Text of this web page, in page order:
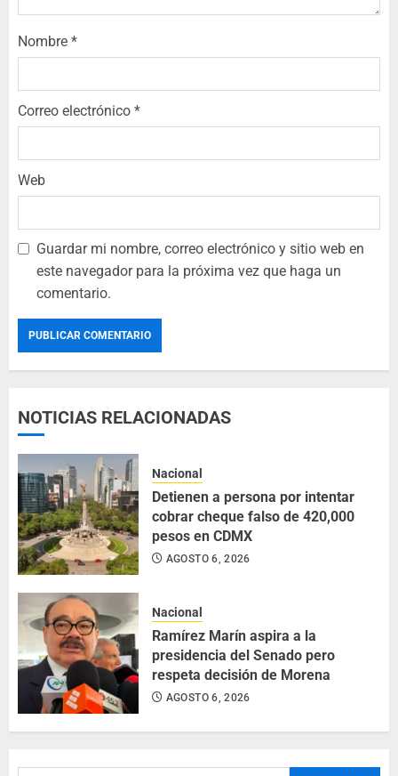
Nombre *
Correo electrónico *
Web
Guardar mi nombre, correo electrónico y sitio web en
este navegador para la próxima vez que haga un
comentario.
NOTICIAS RELACIONADAS
Nacional
Detienen a persona por intentar
cobrar cheque falso de 420,000
pesos en CDMX
AGOSTO 6, 2026
Nacional
Ramírez Marín aspira a la
presidencia del Senado pero
respeta decisión de Morena
AGOSTO 6, 2026